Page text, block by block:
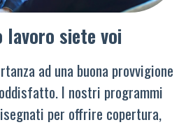
siete voi
ad una buona provvigione
I nostri programmi
per offrire copertura,